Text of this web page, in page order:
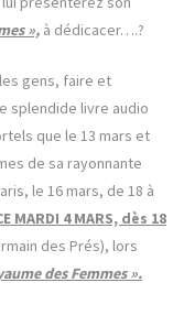
», à dédicacer….?
gens, faire et
splendide livre audio
que le 13 mars et
de sa rayonnante
le 16 mars, de 18 à
MARDI 4 MARS, dès 18
des Prés), lors
des Femmes ».